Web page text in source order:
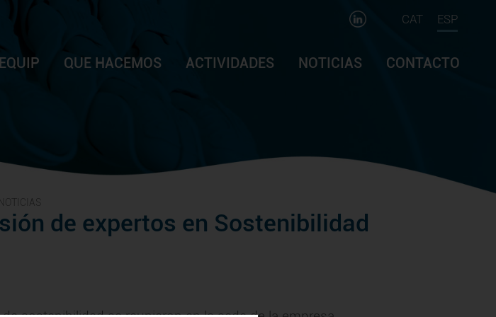
ESP
CAT
QUE HACEMOS ACTIVIDADES NOTICIAS CONTACTO
NOTICIAS
de expertos en Sostenibilidad